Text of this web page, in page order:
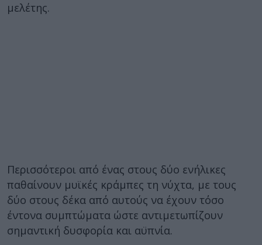
μελέτης.
Περισσότεροι από ένας στους δύο ενήλικες
παθαίνουν μυϊκές κράμπες τη νύχτα, με τους
δύο στους δέκα από αυτούς να έχουν τόσο
έντονα συμπτώματα ώστε αντιμετωπίζουν
σημαντική δυσφορία και αϋπνία.